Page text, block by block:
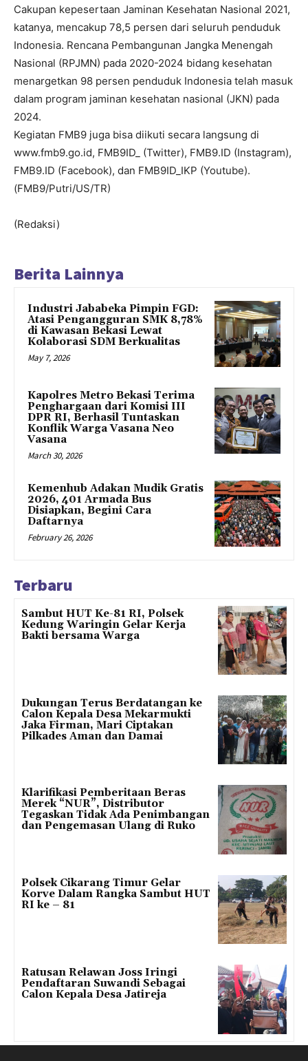
Cakupan kepesertaan Jaminan Kesehatan Nasional 2021,
katanya, mencakup 78,5 persen dari seluruh penduduk
Indonesia. Rencana Pembangunan Jangka Menengah
Nasional (RPJMN) pada 2020-2024 bidang kesehatan
menargetkan 98 persen penduduk Indonesia telah masuk
dalam program jaminan kesehatan nasional (JKN) pada
2024.
Kegiatan FMB9 juga bisa diikuti secara langsung di
www.fmb9.go.id, FMB9ID_ (Twitter), FMB9.ID (Instagram),
FMB9.ID (Facebook), dan FMB9ID_IKP (Youtube).
(FMB9/Putri/US/TR)
(Redaksi)
Berita Lainnya
Industri Jababeka Pimpin FGD:
Atasi Pengangguran SMK 8,78%
di Kawasan Bekasi Lewat
Kolaborasi SDM Berkualitas
May 7, 2026
Kapolres Metro Bekasi Terima
Penghargaan dari Komisi III
DPR RI, Berhasil Tuntaskan
Konflik Warga Vasana Neo
Vasana
March 30, 2026
Kemenhub Adakan Mudik Gratis
2026, 401 Armada Bus
Disiapkan, Begini Cara
Daftarnya
February 26, 2026
Terbaru
Sambut HUT Ke-81 RI, Polsek
Kedung Waringin Gelar Kerja
Bakti bersama Warga
Dukungan Terus Berdatangan ke
Calon Kepala Desa Mekarmukti
Jaka Firman, Mari Ciptakan
Pilkades Aman dan Damai
Klarifikasi Pemberitaan Beras
Merek “NUR”, Distributor
Tegaskan Tidak Ada Penimbangan
dan Pengemasan Ulang di Ruko
Polsek Cikarang Timur Gelar
Korve Dalam Rangka Sambut HUT
RI ke – 81
Ratusan Relawan Joss Iringi
Pendaftaran Suwandi Sebagai
Calon Kepala Desa Jatireja